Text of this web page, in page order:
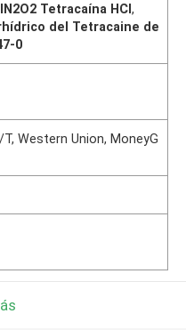
Tetracaína HCl,
del Tetracaine de
0
T, Western Union, MoneyG